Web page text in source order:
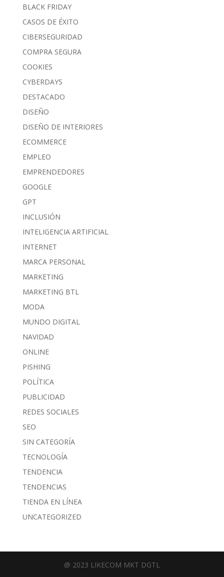
BLACK FRIDAY
CASOS DE ÉXITO
CIBERSEGURIDAD
COMPRA SEGURA
COOKIES
CYBERDAYS
DESTACADO
DISEÑO
DISEÑO DE INTERIORES
ECOMMERCE
EMPLEO
EMPRENDEDORES
GOOGLE
GPT
INCLUSIÓN
INTELIGENCIA ARTIFICIAL
INTERNET
MARCA PERSONAL
MARKETING
MARKETING BTL
MODA
MUNDO DIGITAL
NAVIDAD
ONLINE
PISHING
POLÍTICA
PUBLICIDAD
REDES SOCIALES
SEO
SIN CATEGORÍA
TECNOLOGÍA
TENDENCIA
TENDENCIAS
TIENDA EN LÍNEA
UNCATEGORIZED
@ 2023 LIKECOM MKT DGTL